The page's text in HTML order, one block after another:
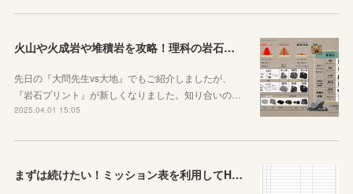
火山や火成岩や堆積岩を攻略！理科の岩石ノートを作りました
先日の『大問先生vs大地』でもご紹介しましたが、
『岩石プリント』が新しくなりました。知り合いの…
2025.04.01 15:05
まずは続けたい！ミッション表を利用してHOME個別指導塾からのミッションを遂行せよ